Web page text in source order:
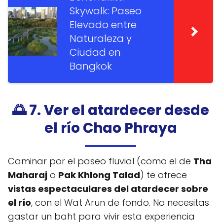
Skywalk: Paseo
Elevado entre
Naturaleza y
Ciudad en
Bangkok
🌅 7. Ver el atardecer desde
el río Chao Phraya
Caminar por el paseo fluvial (como el de Tha
Maharaj o Pak Khlong Talad) te ofrece
vistas espectaculares del atardecer sobre
el río, con el Wat Arun de fondo. No necesitas
gastar un baht para vivir esta experiencia